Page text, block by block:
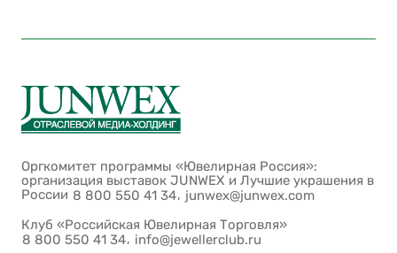
Оргкомитет программы «Ювелирная Россия»:
организация выставок JUNWEX и Лучшие украшения в
России 8 800 550 41 34, junwex@junwex.com
Клуб «Российская Ювелирная Торговля»
8 800 550 41 34, info@jewellerclub.ru